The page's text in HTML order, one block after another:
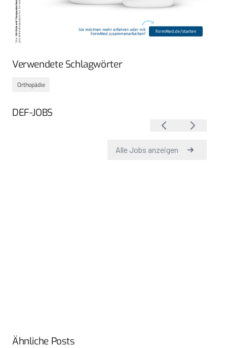
Verwendete Schlagwörter
Orthopädie
DEF-JOBS
Ähnliche Posts